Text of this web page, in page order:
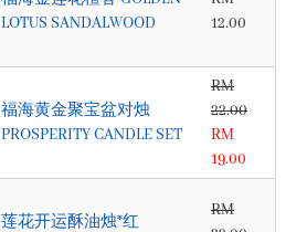
LOTUS SANDALWOOD
12.00
福海黄金聚宝盆对烛
PROSPERITY CANDLE SET
RM
22.00
RM
19.00
莲花开运酥油烛*红
RM